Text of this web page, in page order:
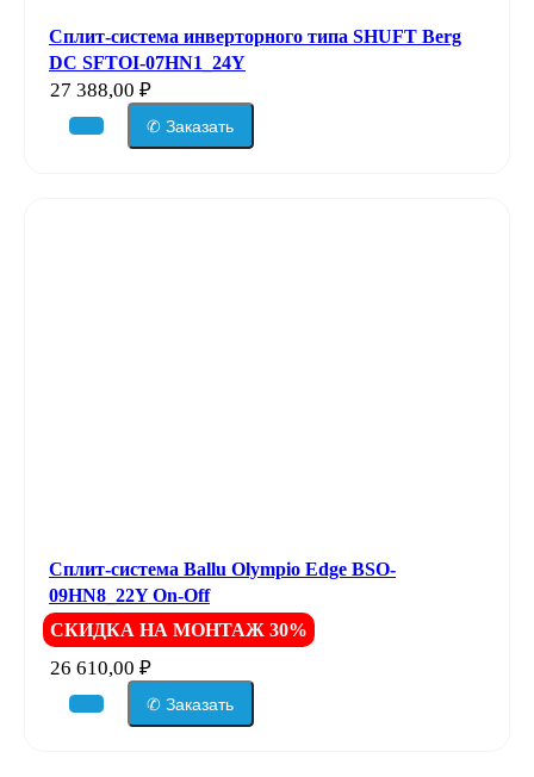
Сплит-система инверторного типа SHUFT Berg
DC SFTOI-07HN1_24Y
27 388,00 ₽
✆ Заказать
Сплит-система Ballu Olympio Edge BSO-
09HN8_22Y On-Off
СКИДКА НА МОНТАЖ 30%
26 610,00 ₽
✆ Заказать